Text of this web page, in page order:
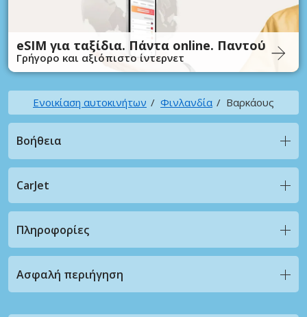
eSIM για ταξίδια. Πάντα online. Παντού
Γρήγορο και αξιόπιστο ίντερνετ
Ενοικίαση αυτοκινήτων Φινλανδία Βαρκάους
Βοήθεια
CarJet
Πληροφορίες
Ασφαλή περιήγηση